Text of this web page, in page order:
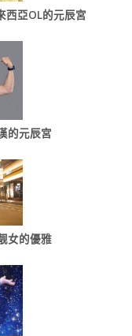
西亞OL的元辰宮
的元辰宮
女的優雅